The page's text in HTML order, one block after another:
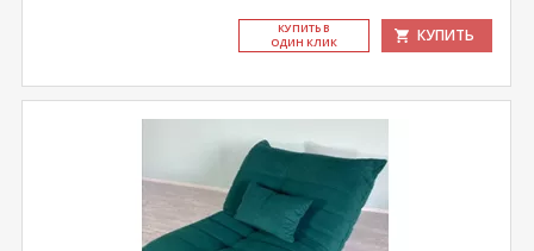
КУ­ПИТЬ В
ОДИН КЛИК
КУПИТЬ